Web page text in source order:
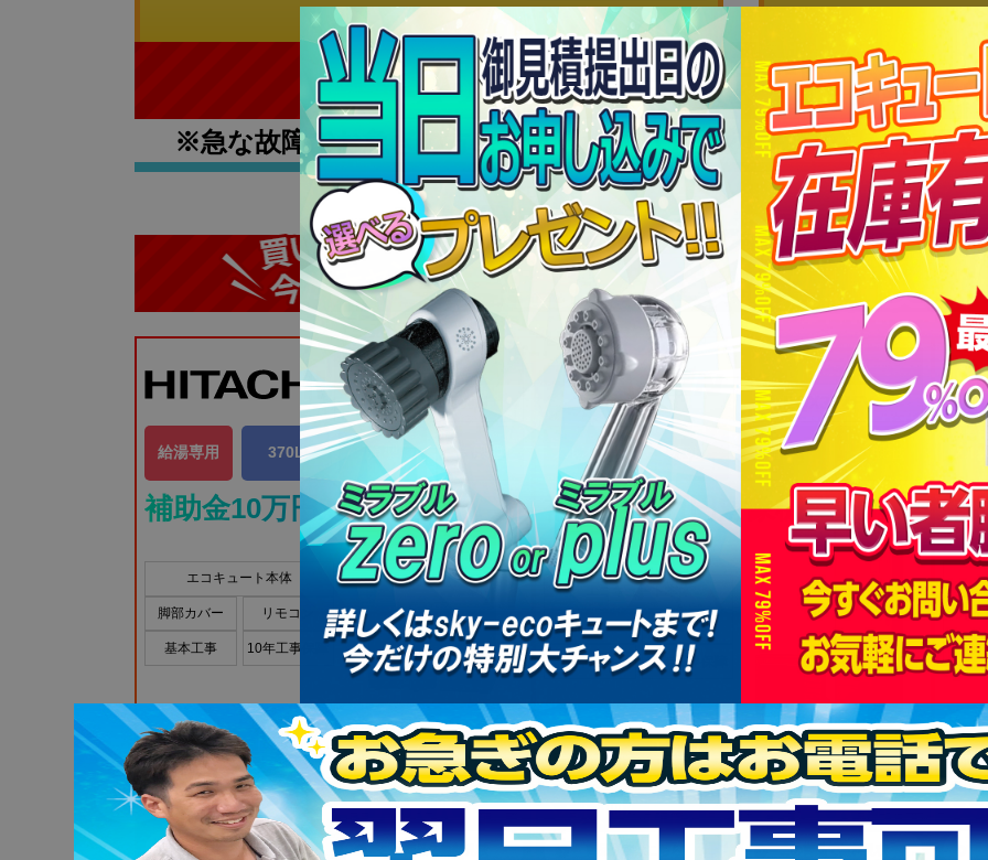
※急な故障でお急ぎの方 ご連絡ください！型落ち在庫の為、限界
日立
BHP-ZN37WU
給湯専用 370L 角型 一般地
補助金10万円対象機種!!
エコキュート本体
脚部カバー リモコン
基本工事 10年工事保障
448,800円(税込)のところ
348,800(税込)
円
商品詳細はこちら この商品で無料見積
ダイキン
EQX37ZFV
フルオート 370L 角型 一般地
補助金10万円対象機種!!
脚部カバー リモコン
基本工事 10年工事保障
512,800円(税込)のところ
412,800(税込)
円
商品詳細はこちら この商品で無料見積
フル
補
脚部
基